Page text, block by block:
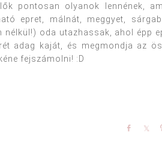
pontosan olyanok lennének,
epret, málnát, meggyet,
oda utazhassak, ahol épp
adag kaját, és megmondja az
fejszámolni! :D
Share